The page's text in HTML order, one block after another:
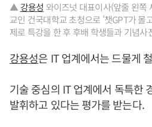
▲ 강용성 와이즈넛 대표이사(앞줄 왼쪽
교인 건국대학교 초청으로 '챗GPT가 몰
제로 특강을 한 후 후배 학생들과 기념사
강용성은 IT 업계에서는 드물게
기술 중심의 IT 업계에서 독특한
발휘하고 있다는 평가를 받는다.